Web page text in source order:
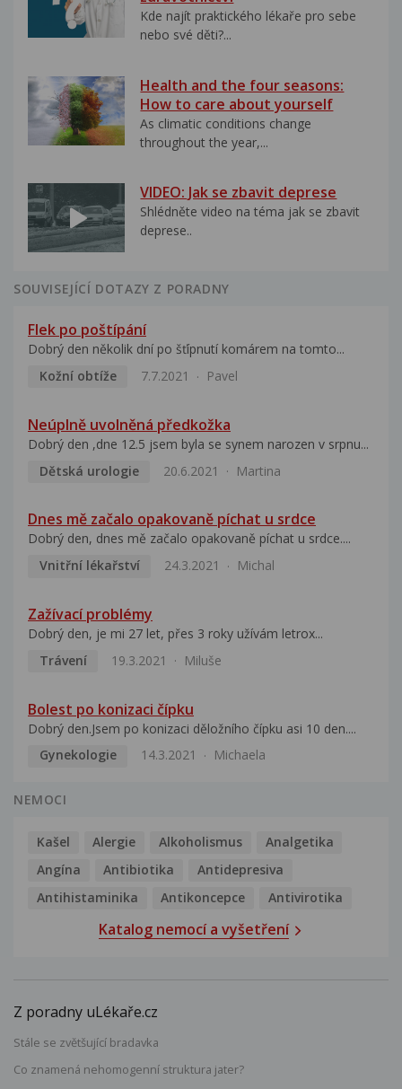
Kde najít praktického lékaře pro sebe
nebo své děti?...
Health and the four seasons:
How to care about yourself
As climatic conditions change
throughout the year,...
VIDEO: Jak se zbavit deprese
Shlédněte video na téma jak se zbavit
deprese..
SOUVISEJÍCÍ DOTAZY Z PORADNY
Flek po poštípání
Dobrý den několik dní po šťípnutí komárem na tomto...
Kožní obtíže
7.7.2021 Pavel
Neúplně uvolněná předkožka
Dobrý den ,dne 12.5 jsem byla se synem narozen v srpnu...
Dětská urologie
20.6.2021 Martina
Dnes mě začalo opakovaně píchat u srdce
Dobrý den, dnes mě začalo opakovaně píchat u srdce....
Vnitřní lékařství
24.3.2021 Michal
Zažívací problémy
Dobrý den, je mi 27 let, přes 3 roky užívám letrox...
Trávení
19.3.2021 Miluše
Bolest po konizaci čípku
Dobrý den.Jsem po konizaci děložního čípku asi 10 den....
Gynekologie
14.3.2021 Michaela
NEMOCI
Kašel Alergie Alkoholismus
Analgetika
Angína
Antibiotika
Antidepresiva
Antihistaminika
Antikoncepce Antivirotika
Katalog nemocí a vyšetření
Z poradny uLékaře.cz
Stále se zvětšující bradavka
Co znamená nehomogenní struktura jater?